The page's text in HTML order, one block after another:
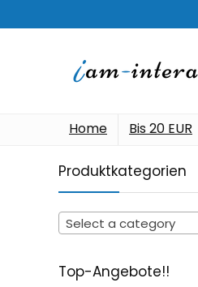
Home Bis 20 EUR
Produktkategorien
Select a category
Top-Angebote!!